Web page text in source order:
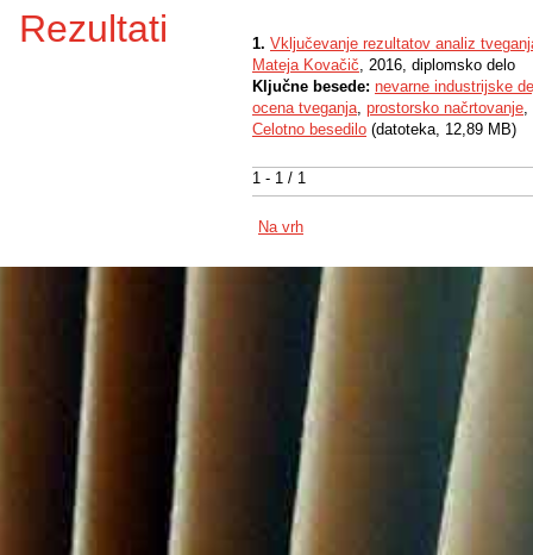
Rezultati
1 - 1 / 1
1. Vključevanje rezultatov analiz
Mateja Kovačič, 2016, diplomsko delo
Ključne besede: nevarne industrijske
ocena tveganja, prostorsko načrtovanje,
Celotno besedilo (datoteka, 12,89 MB)
Na vrh